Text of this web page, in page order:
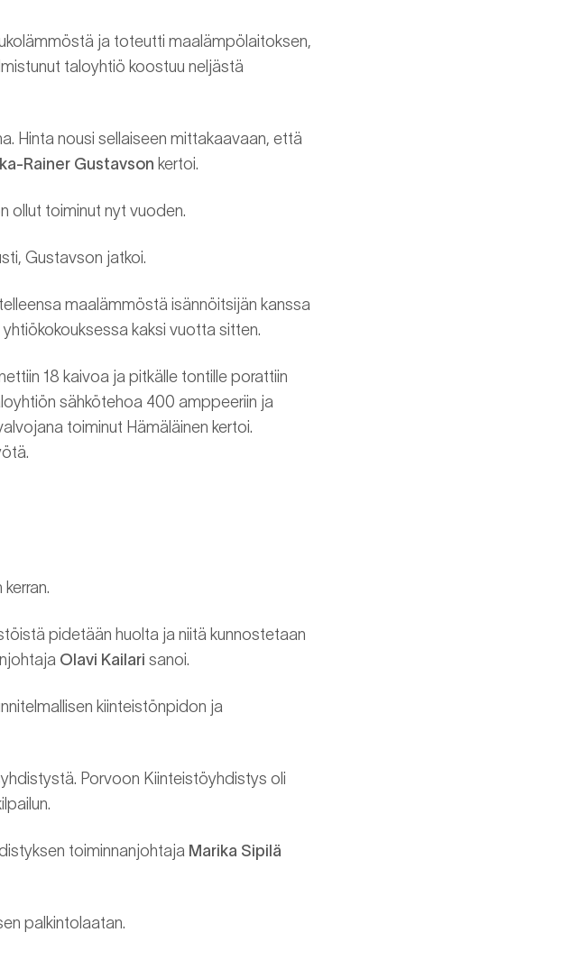
ja toteutti maalämpölaitoksen,
taloyhtiö koostuu neljästä
Hinta nousi sellaiseen mittakaavaan, että
Rainer Gustavson kertoi.
ollut toiminut nyt vuoden.
Gustavson jatkoi.
maalämmöstä isännöitsijän kanssa
kaksi vuotta sitten.
18 kaivoa ja pitkälle tontille porattiin
sähkötehoa 400 amppeeriin ja
toiminut Hämäläinen kertoi.
pidetään huolta ja niitä kunnostetaan
Olavi Kailari sanoi.
kiinteistönpidon ja
Porvoon Kiinteistöyhdistys oli
toiminnanjohtaja Marika Sipilä
palkintolaatan.